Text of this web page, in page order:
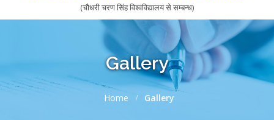
(चौधरी चरण सिंह विश्वविद्यालय से सम्बन्ध)
Gallery
Home Gallery